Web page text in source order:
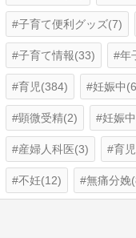
子育て便利グッズ(7)
子育て情報(33) 年
育児(384) 妊娠中
顕微受精(2) 妊娠
産婦人科医(3) 育
不妊(12) 無痛分娩